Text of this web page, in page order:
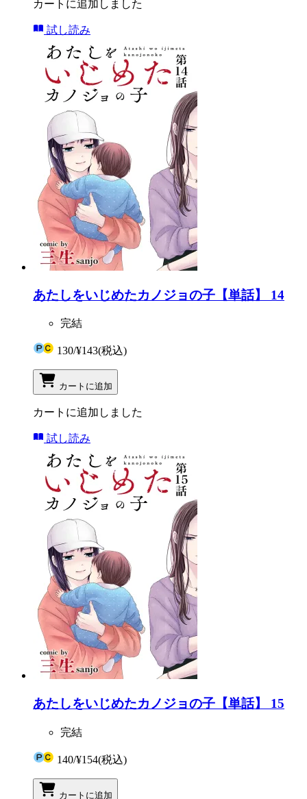
カートに追加しました
試し読み
あたしをいじめたカノジョの子【単話】 14
完結
130/¥143(税込)
カートに追加
カートに追加しました
試し読み
あたしをいじめたカノジョの子【単話】 15
完結
140/¥154(税込)
カートに追加